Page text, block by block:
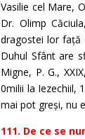
Vasilie cel Mare,
Dr. Olimp
dragostei lor față
Duhul Sfânt are
Migne, P. G.,
0milii la Iezechiil,
mai pot greși, nu
111. De ce se